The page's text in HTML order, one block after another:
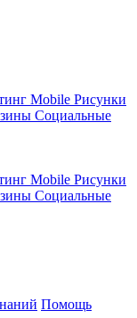
Mobile Рисунки
Социальные
Mobile Рисунки
Социальные
Помощь